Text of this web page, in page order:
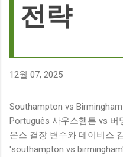
전략
12월 07, 2025
Southampton vs
Português 사우스햄튼 vs
운스 결장 변수와 데이비스
'southampton vs